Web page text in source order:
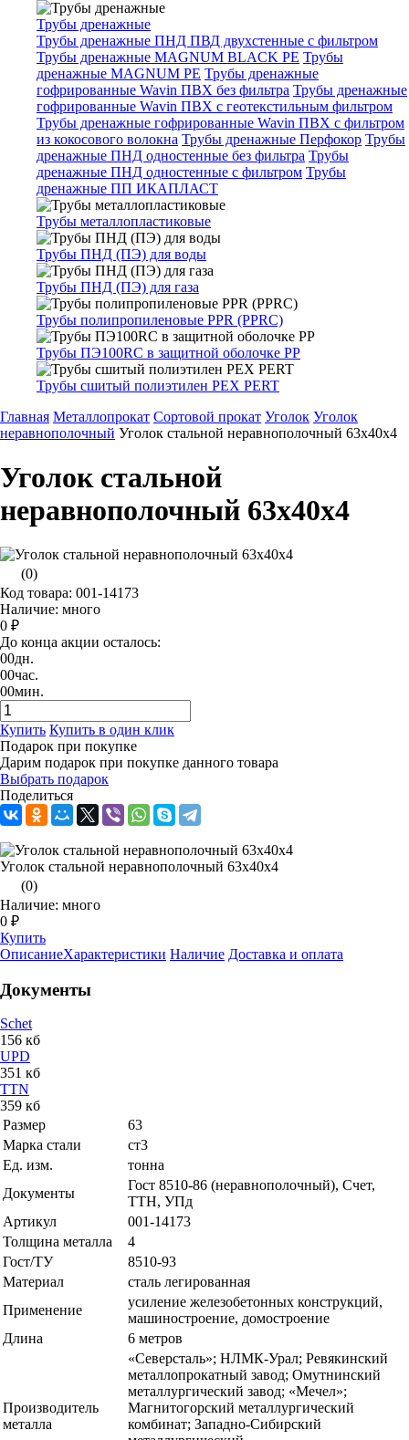
Трубы дренажные
Трубы дренажные ПНД ПВД двухстенные с фильтром
Трубы дренажные MAGNUM BLACK PE Трубы
дренажные MAGNUM PE Трубы дренажные
гофрированные Wavin ПВХ без фильтра Трубы дренажные
гофрированные Wavin ПВХ с геотекстильным фильтром
Трубы дренажные гофрированные Wavin ПВХ с фильтром
из кокосового волокна Трубы дренажные Перфокор Трубы
дренажные ПНД одностенные без фильтра Трубы
дренажные ПНД одностенные с фильтром Трубы
дренажные ПП ИКАПЛАСТ
Трубы металлопластиковые
Трубы ПНД (ПЭ) для воды
Трубы ПНД (ПЭ) для газа
Трубы полипропиленовые PPR (PPRC)
Трубы ПЭ100RC в защитной оболочке PP
Трубы сшитый полиэтилен PEX PERT
Главная Металлопрокат Сортовой прокат Уголок Уголок
неравнополочный Уголок стальной неравнополочный 63х40х4
Уголок стальной
неравнополочный 63х40х4
(0)
Код товара: 001-14173
Наличие: много
0 ₽
До конца акции осталось:
00дн.
00час.
00мин.
Купить Купить в один клик
Подарок при покупке
Дарим подарок при покупке данного товара
Выбрать подарок
Поделиться
Уголок стальной неравнополочный 63х40х4
(0)
Наличие: много
0 ₽
Купить
ОписаниеХарактеристики Наличие Доставка и оплата
Документы
Schet
156 кб
UPD
351 кб
TTN
359 кб
Размер
63
Марка стали
ст3
Ед. изм.
тонна
Документы
Гост 8510-86 (неравнополочный), Счет,
ТТН, УПд
Артикул
001-14173
Толщина металла
4
Гост/ТУ
8510-93
Материал
сталь легированная
Применение
усиление железобетонных конструкций,
машиностроение, домостроение
Длина
6 метров
Производитель
металла
«Северсталь»; НЛМК-Урал; Ревякинский
металлопрокатный завод; Омутнинский
металлургический завод; «Мечел»;
Магнитогорский металлургический
комбинат; Западно-Сибирский